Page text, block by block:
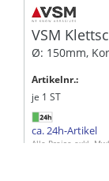
VSM
Ø: 150mm,
Artikelnr.:
je 1 ST
ca. 24h-Artikel
Alle Preise exkl.